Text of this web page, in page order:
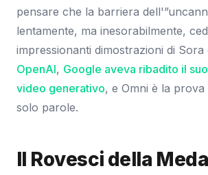
pensare che la barriera
lentamente, ma inesorabilmente,
impressionanti dimostrazioni di Sora
OpenAI, Google aveva ribadito il
video generativo, e Omni è la
solo parole.
Il Rovesci della